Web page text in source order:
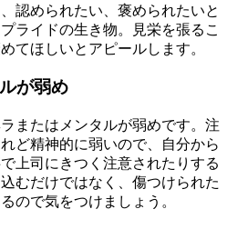
認められたい、褒められたいと
ライドの生き物。見栄を張るこ
てほしいとアピールします。
が弱め
またはメンタルが弱めです。注
ど精神的に弱いので、自分から
上司にきつく注意されたりする
むだけではなく、傷つけられた
ので気をつけましょう。